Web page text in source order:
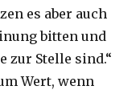
es aber auch
bitten und
zur Stelle sind.“
Wert, wenn